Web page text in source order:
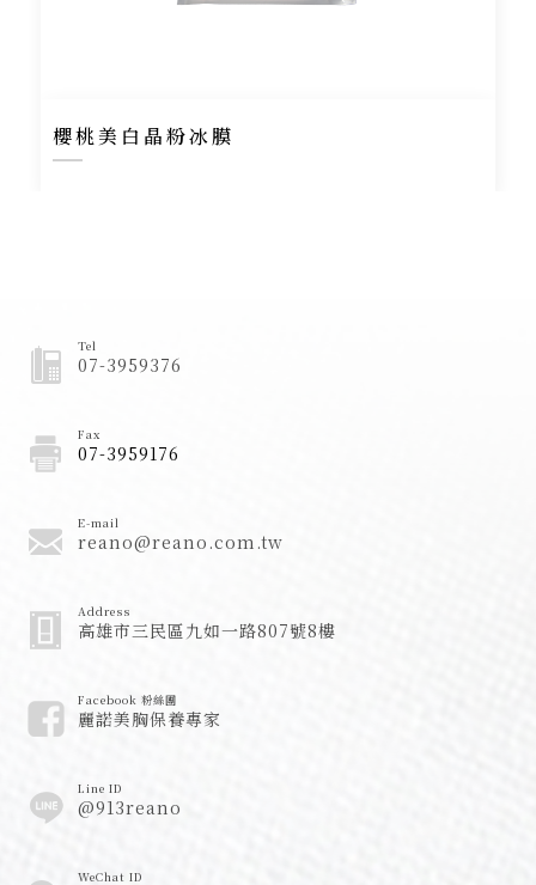
櫻桃美白晶粉冰膜
Tel
07-3959376
Fax
07-3959176
E-mail
reano@reano.com.tw
Address
高雄市三民區九如一路807號8樓
Facebook 粉絲團
麗諾美胸保養專家
Line ID
@913reano
WeChat ID